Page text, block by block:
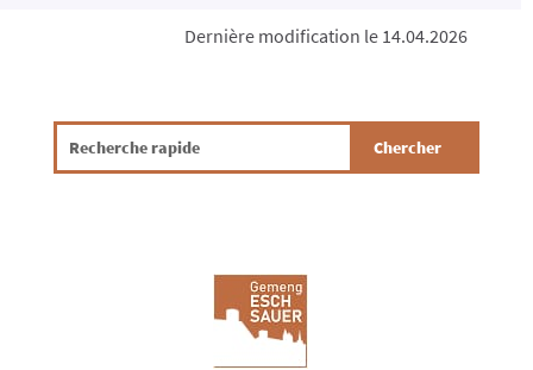
Dernière modification le 14.04.2026